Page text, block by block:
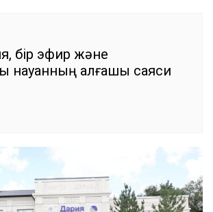
бір эфир және
науқанның алғашқы саяси